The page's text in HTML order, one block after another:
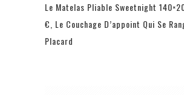
Le Matelas Pliable Sweetnight
€, Le Couchage D’appoint Qui Se
Placard